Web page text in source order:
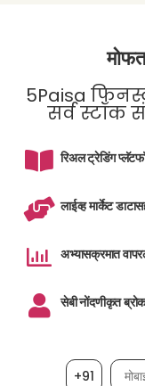
5Paisa
सर्व स्टॉक
रिअल ट्रेडिंग
लाईव्ह मार्केट
अभ्यासक्रमात
सेबी नोंदणीकृत
+91